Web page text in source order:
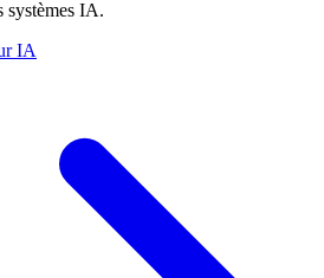
systèmes IA.
IA